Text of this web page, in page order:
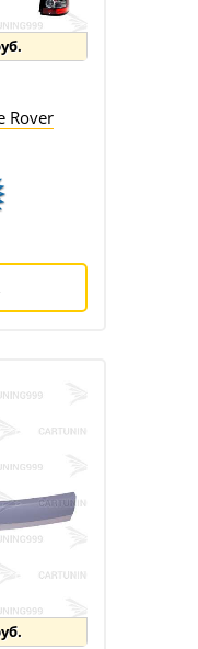
Rover